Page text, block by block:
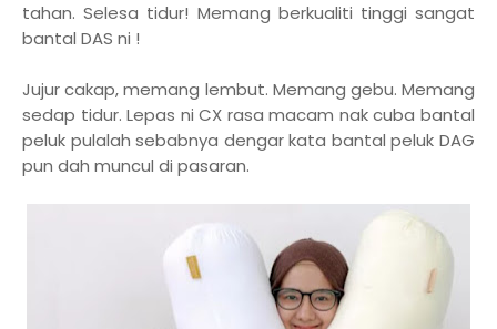
tahan. Selesa tidur! Memang berkualiti tinggi sangat
bantal DAS ni !
Jujur cakap, memang lembut. Memang gebu. Memang
sedap tidur. Lepas ni CX rasa macam nak cuba bantal
peluk pulalah sebabnya dengar kata bantal peluk DAG
pun dah muncul di pasaran.